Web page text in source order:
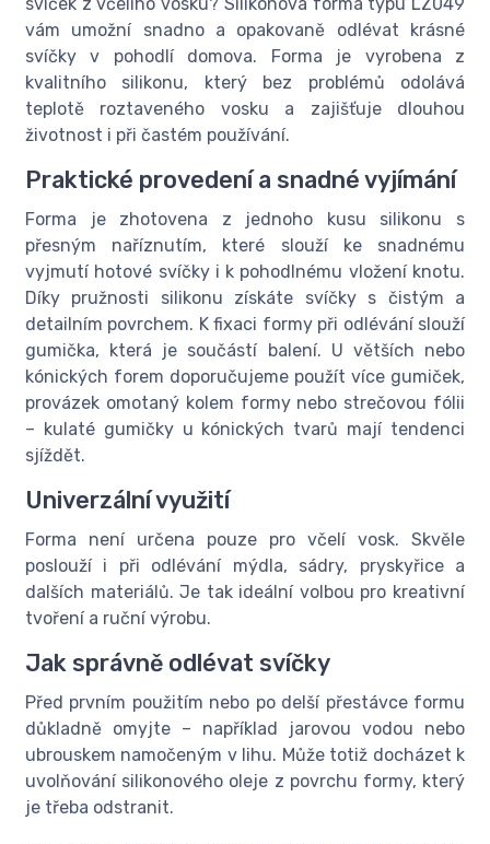
vám umožní snadno a opakovaně odlévat krásné
svíčky v pohodlí domova. Forma je vyrobena z
kvalitního silikonu, který bez problémů odolává
teplotě roztaveného vosku a zajišťuje dlouhou
životnost i při častém používání.
Praktické provedení a snadné vyjímání
Forma je zhotovena z jednoho kusu silikonu s
přesným naříznutím, které slouží ke snadnému
vyjmutí hotové svíčky i k pohodlnému vložení knotu.
Díky pružnosti silikonu získáte svíčky s čistým a
detailním povrchem. K fixaci formy při odlévání slouží
gumička, která je součástí balení. U větších nebo
kónických forem doporučujeme použít více gumiček,
provázek omotaný kolem formy nebo strečovou fólii
– kulaté gumičky u kónických tvarů mají tendenci
sjíždět.
Univerzální využití
Forma není určena pouze pro včelí vosk. Skvěle
poslouží i při odlévání mýdla, sádry, pryskyřice a
dalších materiálů. Je tak ideální volbou pro kreativní
tvoření a ruční výrobu.
Jak správně odlévat svíčky
Před prvním použitím nebo po delší přestávce formu
důkladně omyjte – například jarovou vodou nebo
ubrouskem namočeným v lihu. Může totiž docházet k
uvolňování silikonového oleje z povrchu formy, který
je třeba odstranit.